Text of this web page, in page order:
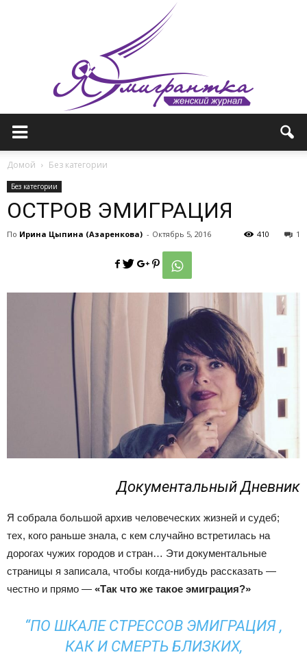
журнал
—
эмигрантка"
Домой Без категории
Без категории
ОСТРОВ ЭМИГРАЦИЯ
По Ирина Цыпина (Азаренкова) - Октябрь 5, 2016 1
410
Документальный Дневник
Я собрала большой архив человеческих жизней и судеб;
тех, кого раньше знала, с кем случайно встретилась на
дорогах чужих городов и стран… Эти документальные
страницы я записала, чтобы когда-нибудь рассказать —
честно и прямо — «Так что же такое эмиграция?»
“ПО ШКАЛЕ СТРЕССОВ ЭМИГРАЦИЯ ,
КАК И СМЕРТЬ БЛИЗКИХ,